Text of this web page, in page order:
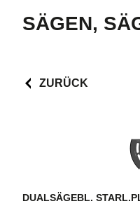
SÄGEN,
ZURÜCK
DUALSÄGEBL.